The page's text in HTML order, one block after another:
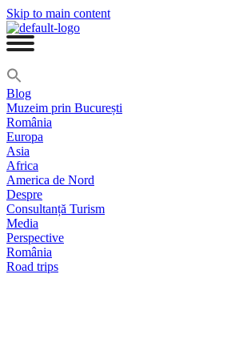
Skip to main content
Blog
Muzeim prin București
România
Europa
Asia
Africa
America de Nord
Despre
Consultanță Turism
Media
Perspective
România
Road trips